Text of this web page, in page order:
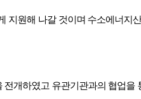
원해 나갈 것이며 수소에너지
개하였고 유관기관과의 협업을